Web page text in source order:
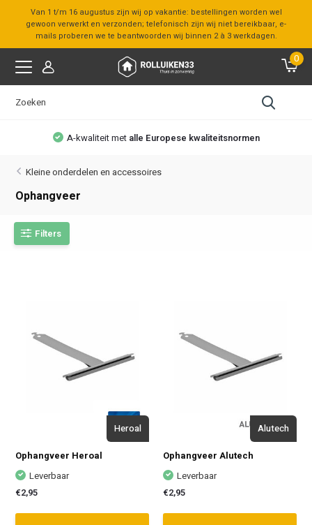
Van 1 t/m 16 augustus zijn wij op vakantie: bestellingen worden wel
gewoon verwerkt en verzonden; telefonisch zijn wij niet bereikbaar, e-
mails proberen we te beantwoorden wij binnen 2 à 3 werkdagen.
0
A-kwaliteit met alle Europese kwaliteitsnormen
Kleine onderdelen en accessoires
Ophangveer
Filters
Heroal
Ophangveer Heroal
Leverbaar
€2,95
Alutech
Ophangveer Alutech
Leverbaar
€2,95